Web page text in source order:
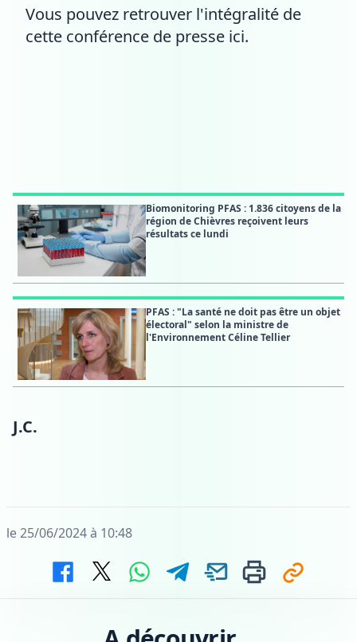
Vous pouvez retrouver l'intégralité de
cette conférence de presse ici.
Biomonitoring PFAS : 1.836 citoyens de la
région de Chièvres reçoivent leurs
résultats ce lundi
PFAS : "La santé ne doit pas être un objet
électoral" selon la ministre de
l'Environnement Céline Tellier
J.C.
le 25/06/2024 à 10:48